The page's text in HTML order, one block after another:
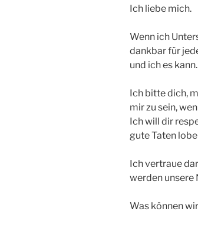
Ich liebe mich.
Wenn ich
dankbar für
und ich es kann.
Ich bitte dich,
mir zu sein,
Ich will dir
gute Taten
Ich vertraue
werden unsere
Was können